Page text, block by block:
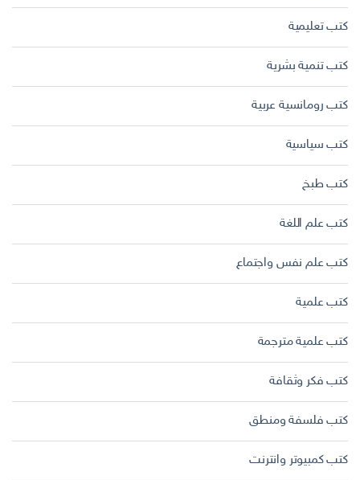
كتب تعليمية
كتب تنمية بشرية
كتب رومانسية عربية
كتب سياسية
كتب طبخ
كتب علم اللغة
كتب علم نفس واجتماع
كتب علمية
كتب علمية مترجمة
كتب فكر وثقافة
كتب فلسفة ومنطق
كتب كمبيوتر وانترنت